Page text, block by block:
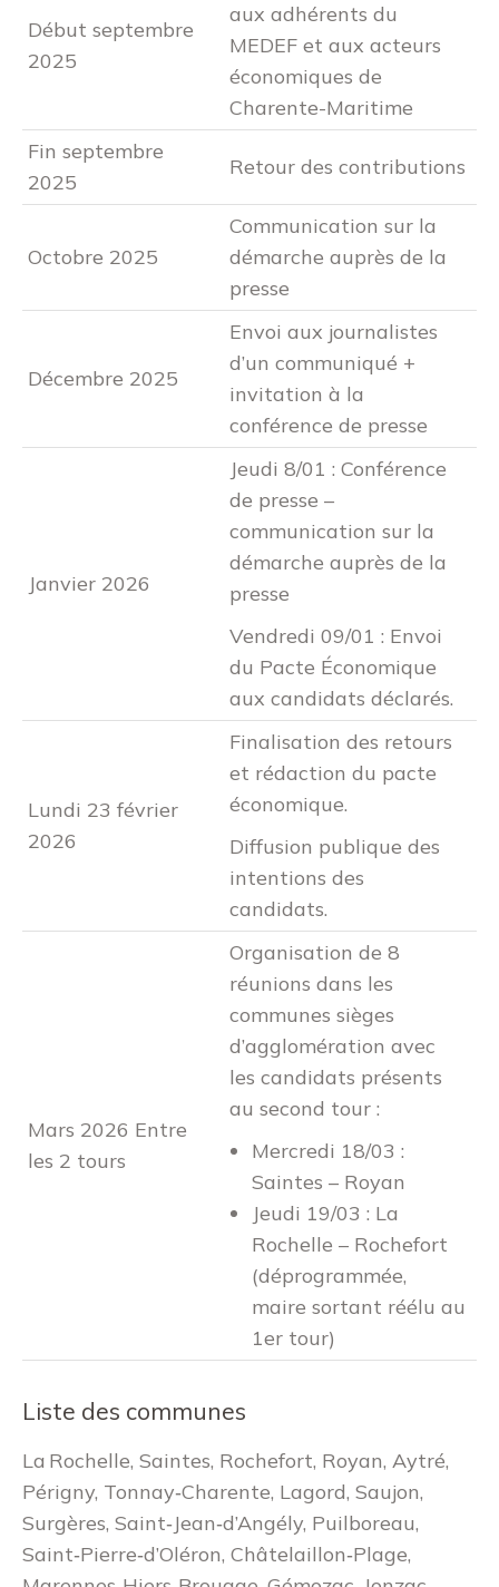
Début septembre
2025
aux adhérents du
MEDEF et aux acteurs
économiques de
Charente-Maritime
Fin septembre
2025
Retour des contributions
Octobre 2025
Communication sur la
démarche auprès de la
presse
Décembre 2025
Envoi aux journalistes
d’un communiqué +
invitation à la
conférence de presse
Janvier 2026
Jeudi 8/01 : Conférence
de presse –
communication sur la
démarche auprès de la
presse
Vendredi 09/01 : Envoi
du Pacte Économique
aux candidats déclarés.
Lundi 23 février
2026
Finalisation des retours
et rédaction du pacte
économique.
Diffusion publique des
intentions des
candidats.
Mars 2026 Entre
les 2 tours
Organisation de 8
réunions dans les
communes sièges
d’agglomération avec
les candidats présents
au second tour :
Mercredi 18/03 :
Saintes – Royan
Jeudi 19/03 : La
Rochelle – Rochefort
(déprogrammée,
maire sortant réélu au
1er tour)
Liste des communes
La Rochelle, Saintes, Rochefort, Royan, Aytré,
Périgny, Tonnay‑Charente, Lagord, Saujon,
Surgères, Saint‑Jean‑d’Angély, Puilboreau,
Saint‑Pierre‑d’Oléron, Châtelaillon‑Plage,